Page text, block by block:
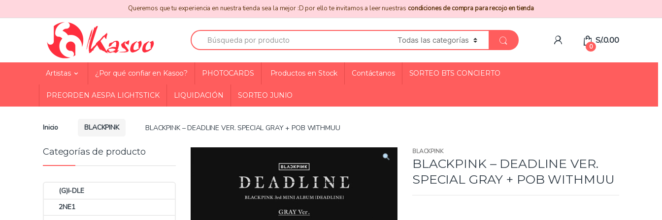
to
to
Queremos que tu experiencia en nuestra tienda sea la mejor :D por ello te invitamos a leer nuestras condiciones de compra para recojo en tienda
Search
for:
0
S/.0.00
Artistas ¿Por qué confiar en Kasoo? PHOTOCARDS Productos en Stock Contáctanos SORTEO BTS CONCIERTO
PREORDEN AESPA LIGHTSTICK LIQUIDACIÓN SORTEO JUNIO
Inicio BLACKPINK BLACKPINK – DEADLINE VER. SPECIAL GRAY + POB WITHMUU
BLACKPINK
BLACKPINK – DEADLINE VER.
SPECIAL GRAY + POB WITHMUU
Categorías de producto
(G)I-DLE
2NE1